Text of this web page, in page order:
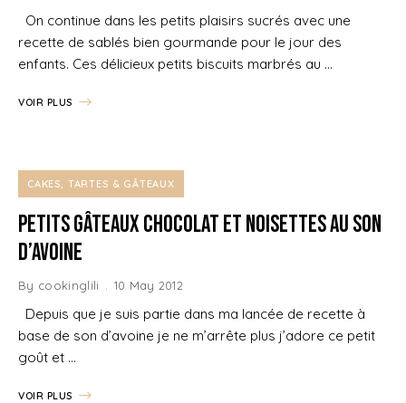
On continue dans les petits plaisirs sucrés avec une
recette de sablés bien gourmande pour le jour des
enfants. Ces délicieux petits biscuits marbrés au …
VOIR PLUS
CAKES, TARTES & GÂTEAUX
Petits gâteaux Chocolat et Noisettes au Son
d’avoine
By cookinglili 10 May 2012
Depuis que je suis partie dans ma lancée de recette à
base de son d’avoine je ne m’arrête plus j’adore ce petit
goût et …
VOIR PLUS